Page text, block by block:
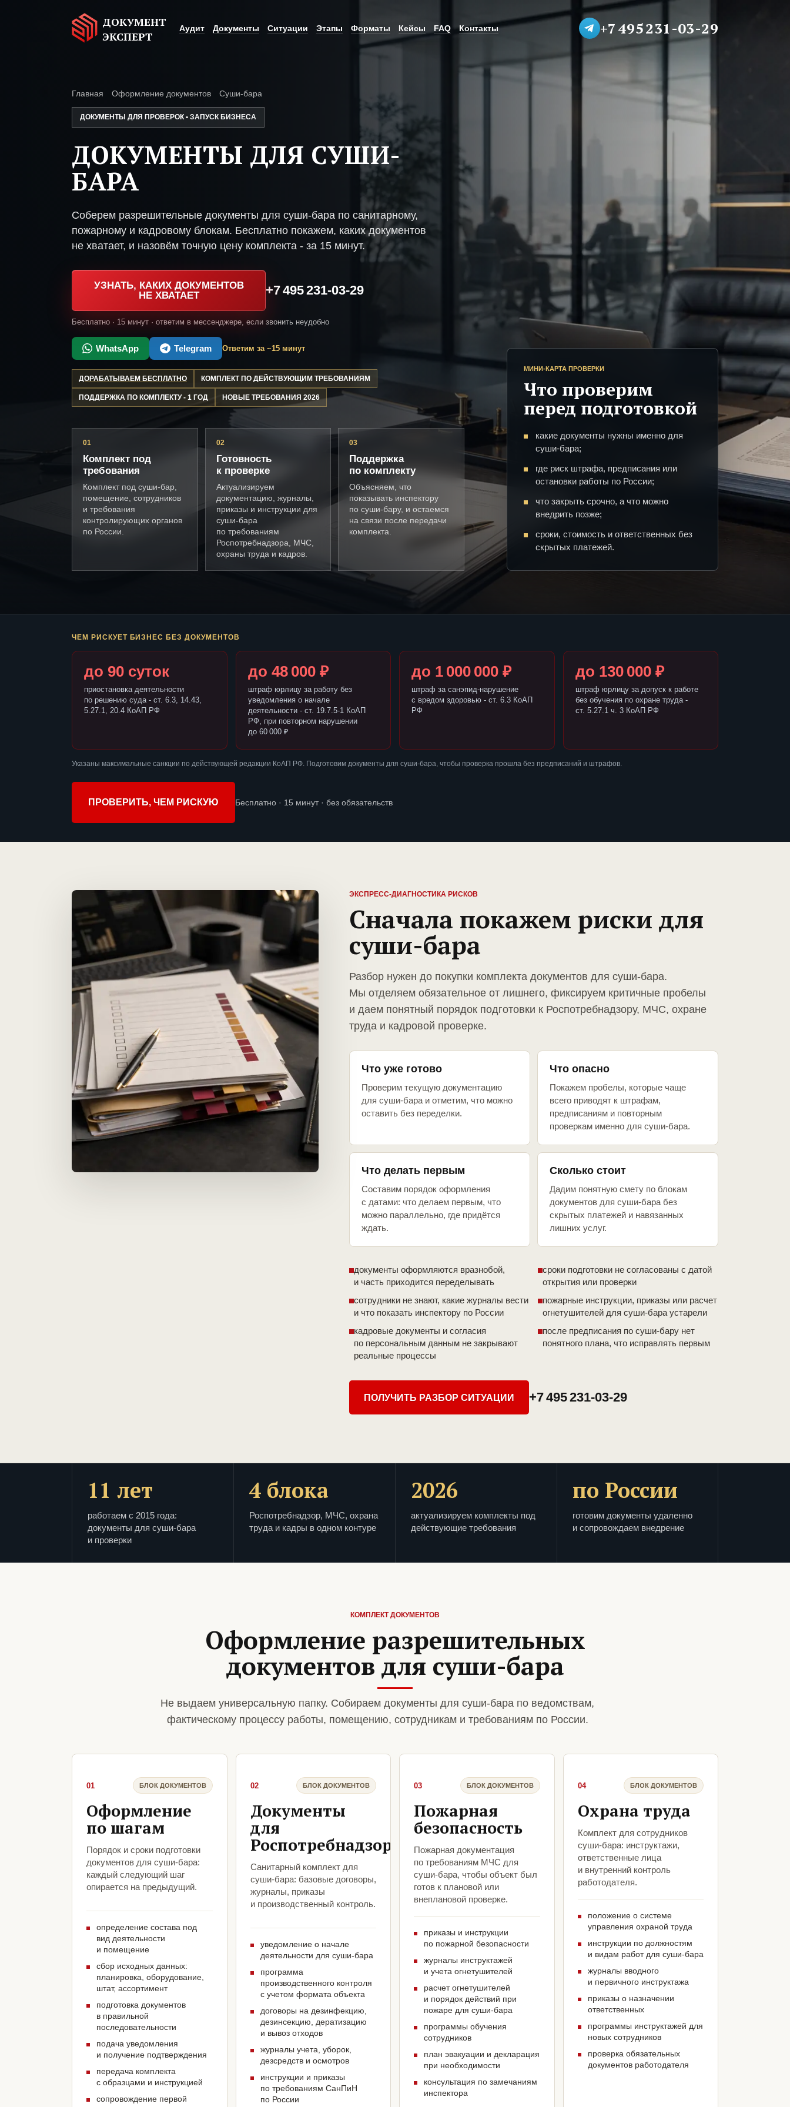
ДОКУМЕНТ
ЭКСПЕРТ
Аудит Документы Ситуации Этапы Форматы Кейсы FAQ Контакты +7 495 231-03-29
Главная Оформление документов Суши-бара
ДОКУМЕНТЫ ДЛЯ ПРОВЕРОК • ЗАПУСК БИЗНЕСА
ДОКУМЕНТЫ ДЛЯ СУШИ-
БАРА
Соберем разрешительные документы для суши-бара по санитарному,
пожарному и кадровому блокам. Бесплатно покажем, каких документов
не хватает, и назовём точную цену комплекта - за 15 минут.
УЗНАТЬ, КАКИХ ДОКУМЕНТОВ
НЕ ХВАТАЕТ
+7 495 231-03-29
Бесплатно · 15 минут · ответим в мессенджере, если звонить неудобно
WhatsApp Telegram Ответим за ~15 минут
ДОРАБАТЫВАЕМ БЕСПЛАТНО КОМПЛЕКТ ПО ДЕЙСТВУЮЩИМ ТРЕБОВАНИЯМ
ПОДДЕРЖКА ПО КОМПЛЕКТУ - 1 ГОД НОВЫЕ ТРЕБОВАНИЯ 2026
01
Комплект под
требования
Комплект под суши-бар,
помещение, сотрудников
и требования
контролирующих органов
по России.
02
Готовность
к проверке
Актуализируем
документацию, журналы,
приказы и инструкции для
суши-бара
по требованиям
Роспотребнадзора, МЧС,
охраны труда и кадров.
03
Поддержка
по комплекту
Объясняем, что
показывать инспектору
по суши-бару, и остаемся
на связи после передачи
комплекта.
МИНИ-КАРТА ПРОВЕРКИ
Что проверим
перед подготовкой
какие документы нужны именно для
суши-бара;
где риск штрафа, предписания или
остановки работы по России;
что закрыть срочно, а что можно
внедрить позже;
сроки, стоимость и ответственных без
скрытых платежей.
ЧЕМ РИСКУЕТ БИЗНЕС БЕЗ ДОКУМЕНТОВ
до 90 суток
приостановка деятельности
по решению суда - ст. 6.3, 14.43,
5.27.1, 20.4 КоАП РФ
до 48 000 ₽
штраф юрлицу за работу без
уведомления о начале
деятельности - ст. 19.7.5-1 КоАП
РФ, при повторном нарушении
до 60 000 ₽
до 1 000 000 ₽
штраф за санэпид-нарушение
с вредом здоровью - ст. 6.3 КоАП
РФ
до 130 000 ₽
штраф юрлицу за допуск к работе
без обучения по охране труда -
ст. 5.27.1 ч. 3 КоАП РФ
Указаны максимальные санкции по действующей редакции КоАП РФ. Подготовим документы для суши-бара, чтобы проверка прошла без предписаний и штрафов.
ПРОВЕРИТЬ, ЧЕМ РИСКУЮ Бесплатно · 15 минут · без обязательств
ЭКСПРЕСС-ДИАГНОСТИКА РИСКОВ
Сначала покажем риски для
суши-бара
Разбор нужен до покупки комплекта документов для суши-бара.
Мы отделяем обязательное от лишнего, фиксируем критичные пробелы
и даем понятный порядок подготовки к Роспотребнадзору, МЧС, охране
труда и кадровой проверке.
Что уже готово
Проверим текущую документацию
для суши-бара и отметим, что можно
оставить без переделки.
Что опасно
Покажем пробелы, которые чаще
всего приводят к штрафам,
предписаниям и повторным
проверкам именно для суши-бара.
Что делать первым
Составим порядок оформления
с датами: что делаем первым, что
можно параллельно, где придётся
ждать.
Сколько стоит
Дадим понятную смету по блокам
документов для суши-бара без
скрытых платежей и навязанных
лишних услуг.
документы оформляются вразнобой,
и часть приходится переделывать
сроки подготовки не согласованы с датой
открытия или проверки
сотрудники не знают, какие журналы вести
и что показать инспектору по России
пожарные инструкции, приказы или расчет
огнетушителей для суши-бара устарели
кадровые документы и согласия
по персональным данным не закрывают
реальные процессы
после предписания по суши-бару нет
понятного плана, что исправлять первым
ПОЛУЧИТЬ РАЗБОР СИТУАЦИИ +7 495 231-03-29
11 лет
работаем с 2015 года:
документы для суши-бара
и проверки
4 блока
Роспотребнадзор, МЧС, охрана
труда и кадры в одном контуре
2026
актуализируем комплекты под
действующие требования
по России
готовим документы удаленно
и сопровождаем внедрение
КОМПЛЕКТ ДОКУМЕНТОВ
Оформление разрешительных
документов для суши-бара
Не выдаем универсальную папку. Собираем документы для суши-бара по ведомствам,
фактическому процессу работы, помещению, сотрудникам и требованиям по России.
01 БЛОК ДОКУМЕНТОВ
Оформление
по шагам
Порядок и сроки подготовки
документов для суши-бара:
каждый следующий шаг
опирается на предыдущий.
определение состава под
вид деятельности
и помещение
сбор исходных данных:
планировка, оборудование,
штат, ассортимент
подготовка документов
в правильной
последовательности
подача уведомления
и получение подтверждения
передача комплекта
с образцами и инструкцией
сопровождение первой
02 БЛОК ДОКУМЕНТОВ
Документы
для
Роспотребнадзора
Санитарный комплект для
суши-бара: базовые договоры,
журналы, приказы
и производственный контроль.
уведомление о начале
деятельности для суши-бара
программа
производственного контроля
с учетом формата объекта
договоры на дезинфекцию,
дезинсекцию, дератизацию
и вывоз отходов
журналы учета, уборок,
дезсредств и осмотров
инструкции и приказы
по требованиям СанПиН
по России
03 БЛОК ДОКУМЕНТОВ
Пожарная
безопасность
Пожарная документация
по требованиям МЧС для
суши-бара, чтобы объект был
готов к плановой или
внеплановой проверке.
приказы и инструкции
по пожарной безопасности
журналы инструктажей
и учета огнетушителей
расчет огнетушителей
и порядок действий при
пожаре для суши-бара
программы обучения
сотрудников
план эвакуации и декларация
при необходимости
консультация по замечаниям
инспектора
04 БЛОК ДОКУМЕНТОВ
Охрана труда
Комплект для сотрудников
суши-бара: инструктажи,
ответственные лица
и внутренний контроль
работодателя.
положение о системе
управления охраной труда
инструкции по должностям
и видам работ для суши-бара
журналы вводного
и первичного инструктажа
приказы о назначении
ответственных
программы инструктажей для
новых сотрудников
проверка обязательных
документов работодателя